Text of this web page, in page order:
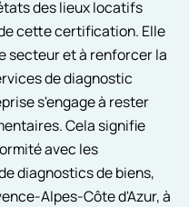
des lieux locatifs
cette certification. Elle
secteur et à renforcer la
de diagnostic
s'engage à rester
Cela signifie
avec les
diagnostics de biens,
Alpes-Côte d'Azur, à